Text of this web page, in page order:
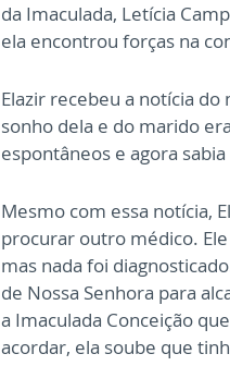
da Imaculada, Letícia
ela encontrou forças na
Elazir recebeu a notícia do
sonho dela e do marido
espontâneos e agora
Mesmo com essa notícia,
procurar outro médico.
mas nada foi
de Nossa Senhora para
a Imaculada Conceição
acordar, ela soube que